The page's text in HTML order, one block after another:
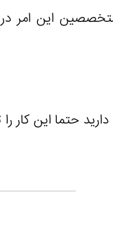
این امر در
حتما این کار